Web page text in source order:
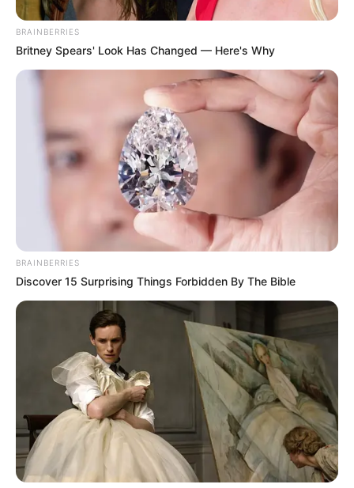
Chan iKon
3
fans love
VOTE
Tanggal Lahir: Tempat Lahir:
BRAINBERRIES
Britney Spears' Look Has Changed — Here's Why
BRAINBERRIES
Discover 15 Surprising Things Forbidden By The Bible